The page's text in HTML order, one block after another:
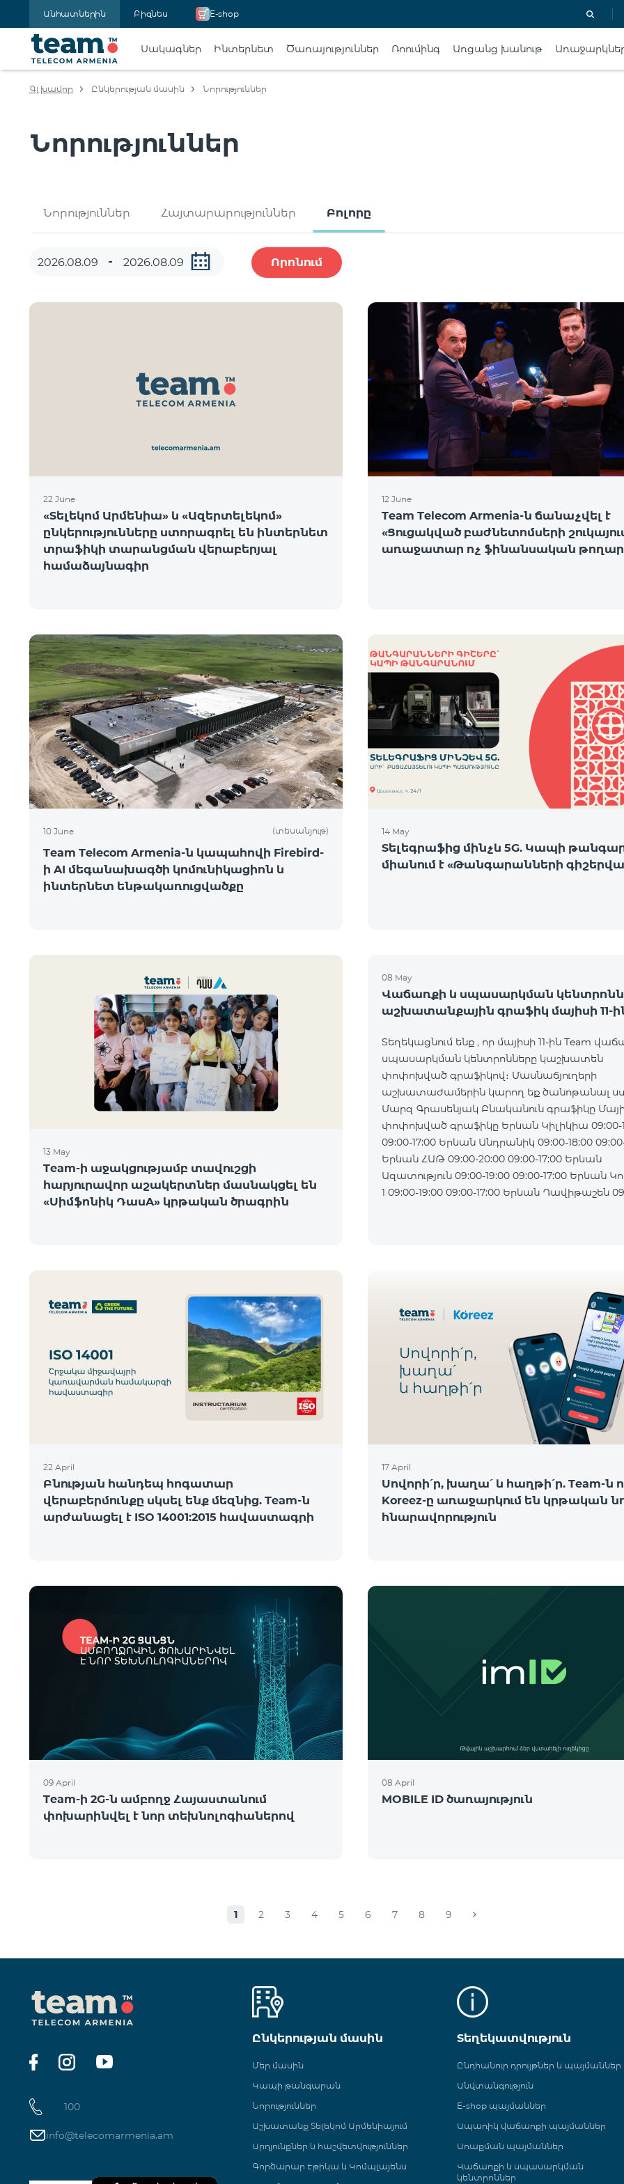
Անհատներին Բիզնես E-shop
Սակագներ Ինտերնետ Ծառայություններ Ռոումինգ Առցանց խանութ
Գլխավոր Ընկերության մասին Նորություններ
Նորություններ
Նորություններ Հայտարարություններ Բոլորը
Որոնում
22 June
«Տելեկոմ Արմենիա» և «Ազերտելեկոմ»
ընկերությունները ստորագրել են ինտերնետ
տրաֆիկի տարանցման վերաբերյալ
համաձայնագիր
12 June
Team Telecom Armenia-ն ճանաչվել է
«Ցուցակված բաժնետոմսերի
առաջատար ոչ ֆինանսական
10 June (տեսանյութ)
Team Telecom Armenia-ն կապահովի Firebird-
ի AI մեգանախագծի կոմունիկացիոն և
ինտերնետ ենթակառուցվածքը
14 May
Տելեգրաֆից մինչև 5G. Կապի
միանում է «Թանգարանների
13 May
Team-ի աջակցությամբ տավուշցի
հարյուրավոր աշակերտներ մասնակցել են
«Սիմֆոնիկ ԴասA» կրթական ծրագրին
08 May
Վաճառքի և սպասարկման
աշխատանքային գրաֆիկ մայիսի 11-
Տեղեկացնում ենք , որ մայիսի 11-ին Team
սպասարկման կենտրոնները կաշխատեն
փոփոխված գրաֆիկով։ Մասնաճյուղերի
աշխատաժամերին կարող եք ծանոթանալ
Մարզ Գրասենյակ Բնականուն գրաֆիկը
փոփոխված գրաֆիկը Երևան Կիլիկիա 09:00-18:00
09:00-17:00 Երևան Անդրանիկ 09:00-18:00 09:00-17:00
Երևան ՀԱԹ 09:00-20:00 09:00-17:00 Երևան
Ազատություն 09:00-19:00 09:00-17:00 Երևան Կոմիտաս
1 09:00-19:00 09:00-17:00 Երևան Դավիթաշեն 09:00-
22 April
Բնության հանդեպ հոգատար
վերաբերմունքը սկսել ենք մեզնից. Team-ն
արժանացել է ISO 14001:2015 հավաստագրի
17 April
Սովորի՛ր, խաղա՛ և հաղթի՛ր. Team-ն
Koreez-ը առաջարկում են կրթական
հնարավորություն
09 April
Team-ի 2G-ն ամբողջ Հայաստանում
փոխարինվել է նոր տեխնոլոգիաներով
08 April
MOBILE ID ծառայություն
1 2 3 4 5 6 7 8 9
100
info@telecomarmenia.am
Ընկերության մասին
Մեր մասին
Կապի թանգարան
Նորություններ
Աշխատանք Տելեկոմ Արմենիայում
Արդյունքներ և հաշվետվություններ
Գործարար Էթիկա և Կոմպլայենս
Տեղեկատվություն
Ընդհանուր դրույթներ և պայմաններ
Անվտանգություն
E-shop պայմաններ
Ապառիկ վաճառքի պայմաններ
Առաքման պայմաններ
Վաճառքի և սպասարկման
կենտրոններ